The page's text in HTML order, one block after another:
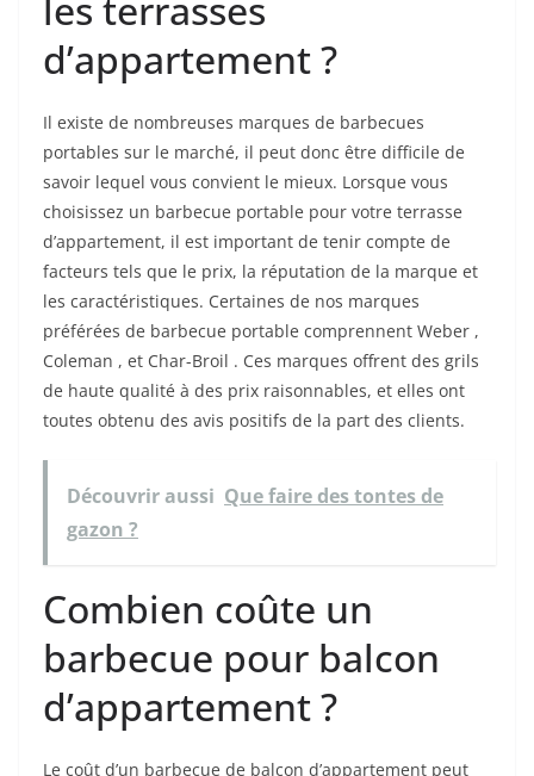
les terrasses
d’appartement ?
Il existe de nombreuses marques de barbecues
portables sur le marché, il peut donc être difficile de
savoir lequel vous convient le mieux. Lorsque vous
choisissez un barbecue portable pour votre terrasse
d’appartement, il est important de tenir compte de
facteurs tels que le prix, la réputation de la marque et
les caractéristiques. Certaines de nos marques
préférées de barbecue portable comprennent Weber ,
Coleman , et Char-Broil . Ces marques offrent des grils
de haute qualité à des prix raisonnables, et elles ont
toutes obtenu des avis positifs de la part des clients.
Découvrir aussi Que faire des tontes de
gazon ?
Combien coûte un
barbecue pour balcon
d’appartement ?
Le coût d’un barbecue de balcon d’appartement peut